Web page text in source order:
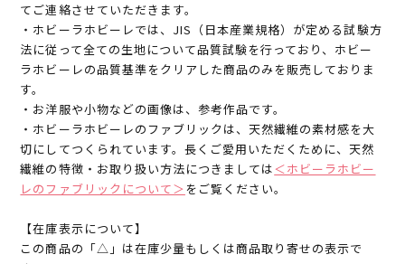
てご連絡させていただきます。
・ホビーラホビーレでは、JIS（日本産業規格）が定める試験方
法に従って全ての生地について品質試験を行っており、ホビー
ラホビーレの品質基準をクリアした商品のみを販売しておりま
す。
・お洋服や小物などの画像は、参考作品です。
・ホビーラホビーレのファブリックは、天然繊維の素材感を大
切にしてつくられています。長くご愛用いただくために、天然
繊維の特徴・お取り扱い方法につきましては＜ホビーラホビー
レのファブリックについて＞ をご覧ください。
【在庫表示について】
この商品の「△」は在庫少量もしくは商品取り寄せの表示で